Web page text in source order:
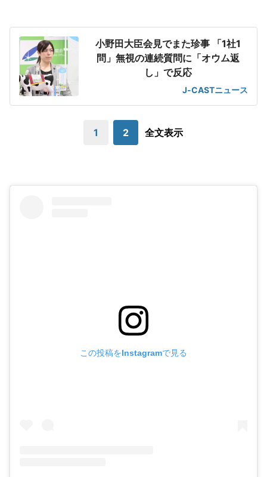
小野田大臣会見でまた珍事 「1社1
問」無視の連続質問に「オウム返
し」で反応
J-CASTニュース
1 2 全文表示
この投稿をInstagramで見る